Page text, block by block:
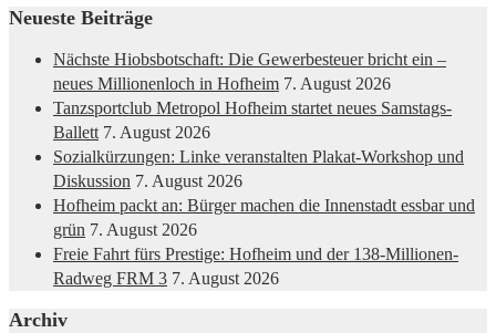
Neueste Beiträge
Nächste Hiobsbotschaft: Die Gewerbesteuer bricht ein –
neues Millionenloch in Hofheim 7. August 2026
Tanzsportclub Metropol Hofheim startet neues Samstags-
Ballett 7. August 2026
Sozialkürzungen: Linke veranstalten Plakat-Workshop und
Diskussion 7. August 2026
Hofheim packt an: Bürger machen die Innenstadt essbar und
grün 7. August 2026
Freie Fahrt fürs Prestige: Hofheim und der 138-Millionen-
Radweg FRM 3 7. August 2026
Archiv